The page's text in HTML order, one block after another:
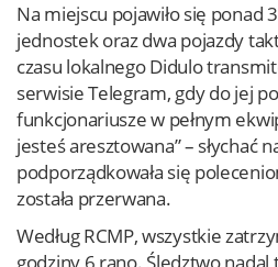
Na miejscu pojawiło się ponad
jednostek oraz dwa pojazdy
czasu lokalnego Didulo
serwisie Telegram, gdy do jej
funkcjonariusze w pełnym
jesteś aresztowana” – słychać
podporządkowała się
została przerwana.
Według RCMP, wszystkie